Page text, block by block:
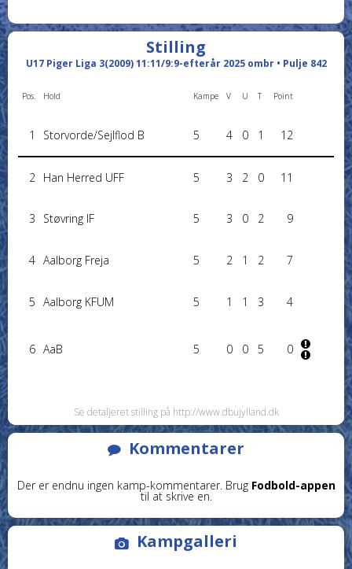
Stilling
U17 Piger Liga 3(2009) 11:11/9:9-efterår 2025 ombr • Pulje 842
Pos. Hold Kampe V U T Point
1 Storvorde/Sejlflod B 5 4 0 1 12
2 Han Herred UFF 5 3 2 0 11
3 Støvring IF 5 3 0 2 9
4 Aalborg Freja 5 2 1 2 7
5 Aalborg KFUM 5 1 1 3 4
6 AaB 5 0 0 5 0
Se detaljeret stilling på http://www.dbujylland.dk
Kommentarer
Der er endnu ingen kamp-kommentarer. Brug Fodbold-appen
til at skrive en.
Kampgalleri